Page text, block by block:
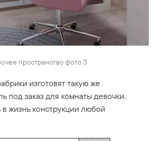
пространство фото 3
изготовят такую же
под заказ для комнаты девочки.
в жизнь конструкции любой